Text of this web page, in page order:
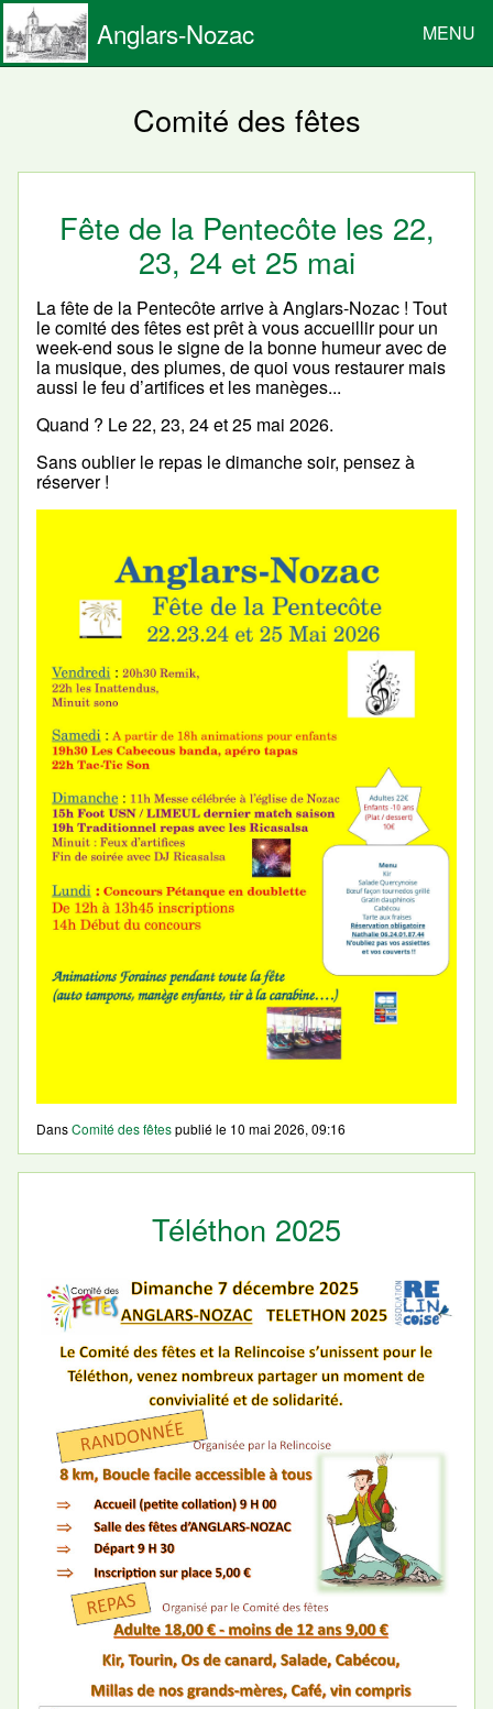
Anglars-Nozac MENU
Comité des fêtes
Fête de la Pentecôte les 22,
23, 24 et 25 mai
La fête de la Pentecôte arrive à Anglars-Nozac ! Tout
le comité des fêtes est prêt à vous accueillir pour un
week-end sous le signe de la bonne humeur avec de
la musique, des plumes, de quoi vous restaurer mais
aussi le feu d’artifices et les manèges...
Quand ? Le 22, 23, 24 et 25 mai 2026.
Sans oublier le repas le dimanche soir, pensez à
réserver !
DansComité des fêtespublié le 10 mai 2026, 09:16
Téléthon 2025